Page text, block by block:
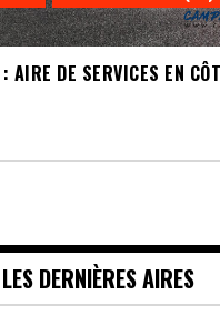
AIRE DE SERVICES EN
LES DERNIÈRES AIRES